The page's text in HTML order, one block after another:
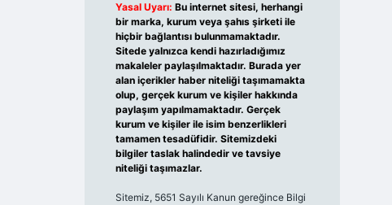
Yasal Uyarı: Bu internet sitesi, herhangi
bir marka, kurum veya şahıs şirketi ile
hiçbir bağlantısı bulunmamaktadır.
Sitede yalnızca kendi hazırladığımız
makaleler paylaşılmaktadır. Burada yer
alan içerikler haber niteliği taşımamakta
olup, gerçek kurum ve kişiler hakkında
paylaşım yapılmamaktadır. Gerçek
kurum ve kişiler ile isim benzerlikleri
tamamen tesadüfidir. Sitemizdeki
bilgiler taslak halindedir ve tavsiye
niteliği taşımazlar.
Sitemiz, 5651 Sayılı Kanun gereğince Bilgi